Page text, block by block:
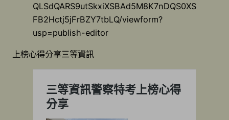
QLSdQARS9utSkxiXSBAd5M8K7nDQS0XS
FB2Hctj5jFrBZY7tbLQ/viewform?
usp=publish-editor
上榜心得分享三等資訊